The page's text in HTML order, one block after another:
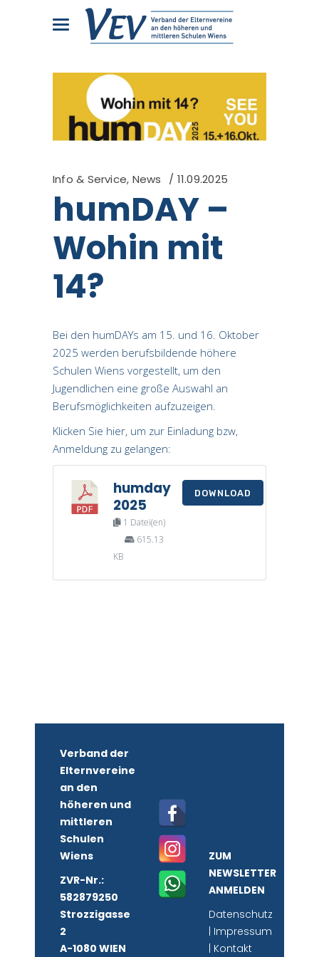
Info & Service, News 11.09.2025
humDAY –
Wohin mit
14?
Bei den humDAYs am 15. und 16. Oktober
2025 werden berufsbildende höhere
Schulen Wiens vorgestellt, um den
Jugendlichen eine große Auswahl an
Berufsmöglichkeiten aufzuzeigen.
Klicken Sie hier, um zur Einladung bzw,
Anmeldung zu gelangen:
humday
2025
1 Datei(en)
615.13
KB
DOWNLOAD
Verband der
Elternvereine
an den
höheren und
mittleren
Schulen
Wiens
ZVR-Nr.:
582879250
Strozzigasse
2
A-1080 WIEN
ZUM
NEWSLETTER
ANMELDEN
Datenschutz
Impressum
Kontakt